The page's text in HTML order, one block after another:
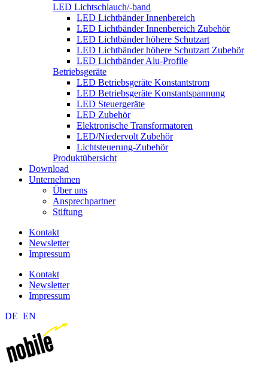
LED Lichtschlauch/-band
LED Lichtbänder Innenbereich
LED Lichtbänder Innenbereich Zubehör
LED Lichtbänder höhere Schutzart
LED Lichtbänder höhere Schutzart Zubehör
LED Lichtbänder Alu-Profile
Betriebsgeräte
LED Betriebsgeräte Konstantstrom
LED Betriebsgeräte Konstantspannung
LED Steuergeräte
LED Zubehör
Elektronische Transformatoren
LED/Niedervolt Zubehör
Lichtsteuerung-Zubehör
Produktübersicht
Download
Unternehmen
Über uns
Ansprechpartner
Stiftung
Kontakt
Newsletter
Impressum
Kontakt
Newsletter
Impressum
DE EN